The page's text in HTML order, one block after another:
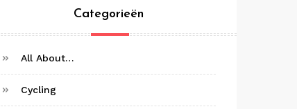
Categorieën
All About…
Cycling